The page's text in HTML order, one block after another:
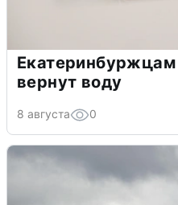
Екатеринбуржцам
вернут воду
8 августа 0